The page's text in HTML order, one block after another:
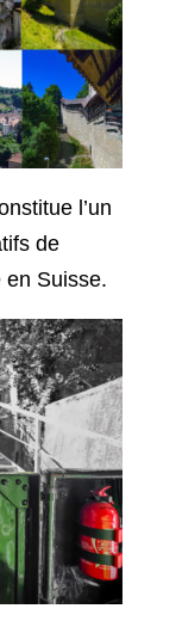
l’un
de
en Suisse.